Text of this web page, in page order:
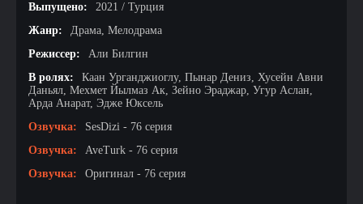
Выпущено:
2021 / Турция
Жанр:
Драма, Мелодрама
Режиссер:
Али Билгин
В ролях:
Каан Урганджиоглу, Пынар Дениз, Хусейн Авни
Даньял, Мехмет Йылмаз Ак, Зейно Эраджар, Угур Аслан,
Арда Анарат, Эдже Юксель
Озвучка:
SesDizi - 76 серия
Озвучка:
AveTurk - 76 серия
Озвучка:
Оригинал - 76 серия